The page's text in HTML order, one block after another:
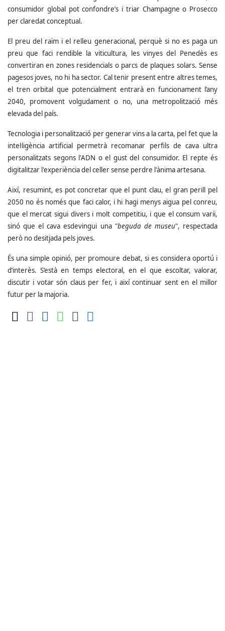
consumidor global pot confondre’s i triar Champagne o Prosecco
per claredat conceptual.
El preu del raïm i el relleu generacional, perquè si no es paga un
preu que faci rendible la viticultura, les vinyes del Penedès es
convertiran en zones residencials o parcs de plaques solars. Sense
pagesos joves, no hi ha sector. Cal tenir present entre altres temes,
el tren orbital que potencialment entrarà en funcionament l’any
2040, promovent volgudament o no, una metropolització més
elevada del país.
Tecnologia i personalització per generar vins a la carta, pel fet que la
intel·ligència artificial permetrà recomanar perfils de cava ultra
personalitzats segons l'ADN o el gust del consumidor. El repte és
digitalitzar l'experiència del celler sense perdre l'ànima artesana.
Així, resumint, es pot concretar que el punt clau, el gran perill pel
2050 no és només que faci calor, i hi hagi menys aigua pel conreu,
que el mercat sigui divers i molt competitiu, i que el consum variï,
sinó que el cava esdevingui una "beguda de museu", respectada
però no desitjada pels joves.
És una simple opinió, per promoure debat, si es considera oportú i
d’interès. S’està en temps electoral, en el que escoltar, valorar,
discutir i votar són claus per fer, i així continuar sent en el millor
futur per la majoria.